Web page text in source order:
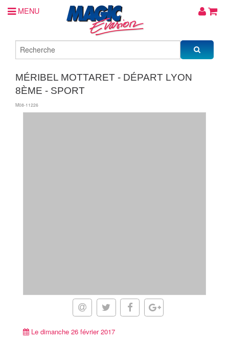
MENU
MÉRIBEL MOTTARET - DÉPART LYON
8ÈME - SPORT
M08-11226
Le dimanche 26 février 2017